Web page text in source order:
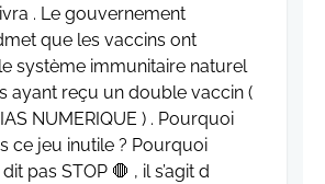
. Le gouvernement
que les vaccins ont
système immunitaire naturel
ayant reçu un double vaccin (
NUMERIQUE ) . Pourquoi
ce jeu inutile ? Pourquoi
pas STOP 🛑 , il s’agit d